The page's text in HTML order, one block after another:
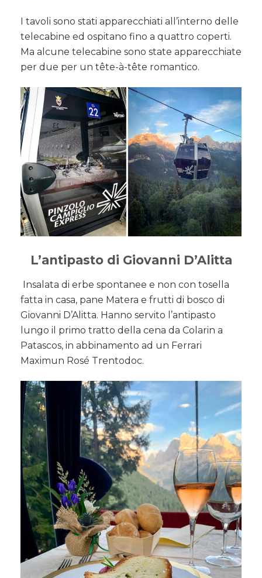
I tavoli sono stati apparecchiati all’interno delle
telecabine ed ospitano fino a quattro coperti.
Ma alcune telecabine sono state apparecchiate
per due per un tête-à-tête romantico.
L’antipasto di Giovanni D’Alitta
Insalata di erbe spontanee e non con tosella
fatta in casa, pane Matera e frutti di bosco di
Giovanni D’Alitta. Hanno servito l’antipasto
lungo il primo tratto della cena da Colarin a
Patascos, in abbinamento ad un Ferrari
Maximun Rosé Trentodoc.